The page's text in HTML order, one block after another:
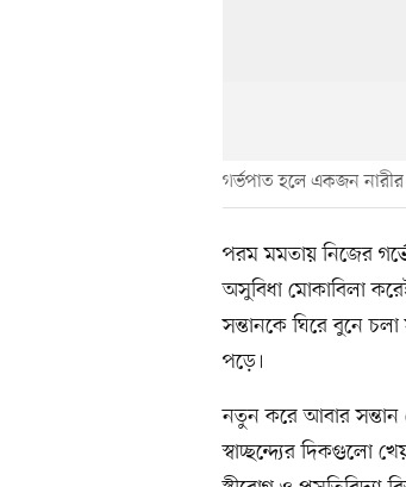
গর্ভপাত হলে একজন
পরম মমতায় নিজের
অসুবিধা মোকাবিলা
সন্তানকে ঘিরে বুনে
পড়ে।
নতুন করে আবার সন্তান
স্বাচ্ছন্দ্যের দিকগুলো